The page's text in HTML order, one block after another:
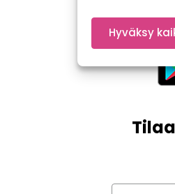
Hyväksy